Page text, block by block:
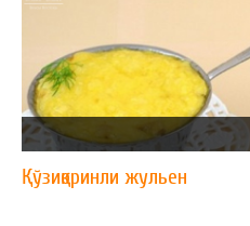
Қўзиқоринли жульен